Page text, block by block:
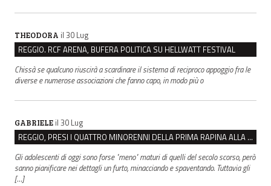
THEODORA il 30 Lug
REGGIO. RCF ARENA, BUFERA POLITICA SU HELLWATT FESTIVAL
Chissà se qualcuno riuscirà a scardinare il sistema di reciproco appoggio fra le
diverse e numerose associazioni che fanno capo, in modo più o
GABRIELE il 30 Lug
REGGIO, PRESI I QUATTRO MINORENNI DELLA PRIMA RAPINA ALLA FARMACIA DI COVIOLO
Gli adolescenti di oggi sono forse "meno" maturi di quelli del secolo scorso, però
sanno pianificare nei dettagli un furto, minacciando e spaventando. Tuttavia gli
[…]